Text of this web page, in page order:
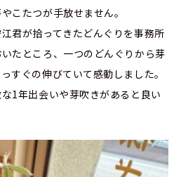
こたつが手放せません。
君が拾ってきたどんぐりを事務所
たところ、一つのどんぐりから芽
すぐの伸びていて感動しました。
1年出会いや芽吹きがあると良い